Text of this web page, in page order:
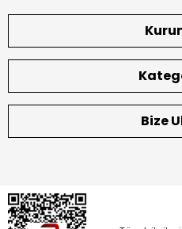
Bize